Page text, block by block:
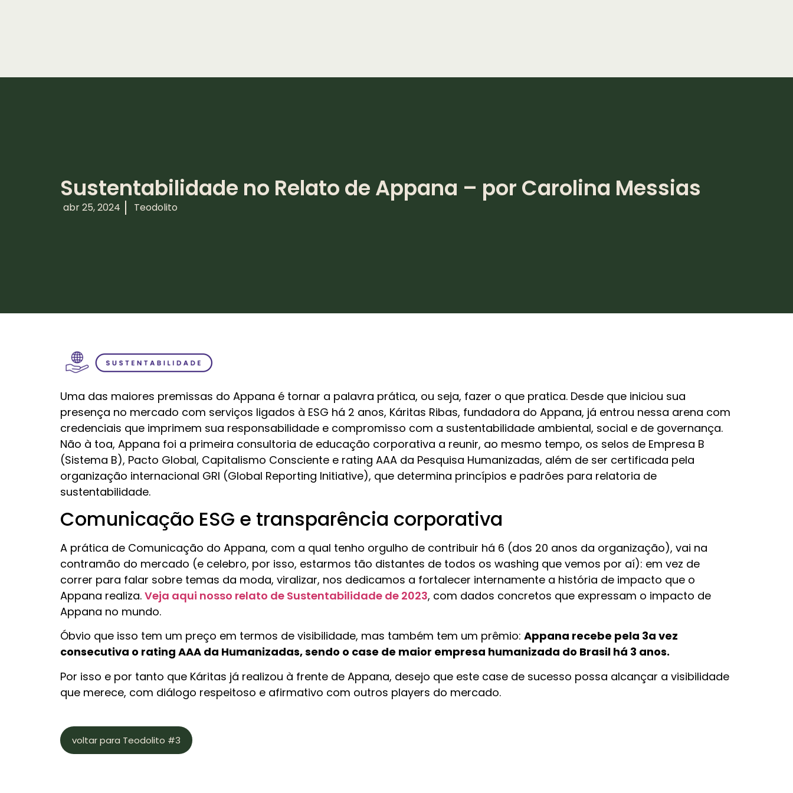
Sustentabilidade no Relato de Appana – por Carolina Messias
abr 25, 2024 Teodolito
Uma das maiores premissas do Appana é tornar a palavra prática, ou seja, fazer o que pratica. Desde que iniciou sua
presença no mercado com serviços ligados à ESG há 2 anos, Káritas Ribas, fundadora do Appana, já entrou nessa arena com
credenciais que imprimem sua responsabilidade e compromisso com a sustentabilidade ambiental, social e de governança.
Não à toa, Appana foi a primeira consultoria de educação corporativa a reunir, ao mesmo tempo, os selos de Empresa B
(Sistema B), Pacto Global, Capitalismo Consciente e rating AAA da Pesquisa Humanizadas, além de ser certificada pela
organização internacional GRI (Global Reporting Initiative), que determina princípios e padrões para relatoria de
sustentabilidade.
Comunicação ESG e transparência corporativa
A prática de Comunicação do Appana, com a qual tenho orgulho de contribuir há 6 (dos 20 anos da organização), vai na
contramão do mercado (e celebro, por isso, estarmos tão distantes de todos os washing que vemos por aí): em vez de
correr para falar sobre temas da moda, viralizar, nos dedicamos a fortalecer internamente a história de impacto que o
Appana realiza. Veja aqui nosso relato de Sustentabilidade de 2023, com dados concretos que expressam o impacto de
Appana no mundo.
Óbvio que isso tem um preço em termos de visibilidade, mas também tem um prêmio: Appana recebe pela 3a vez
consecutiva o rating AAA da Humanizadas, sendo o case de maior empresa humanizada do Brasil há 3 anos.
Por isso e por tanto que Káritas já realizou à frente de Appana, desejo que este case de sucesso possa alcançar a visibilidade
que merece, com diálogo respeitoso e afirmativo com outros players do mercado.
voltar para Teodolito #3